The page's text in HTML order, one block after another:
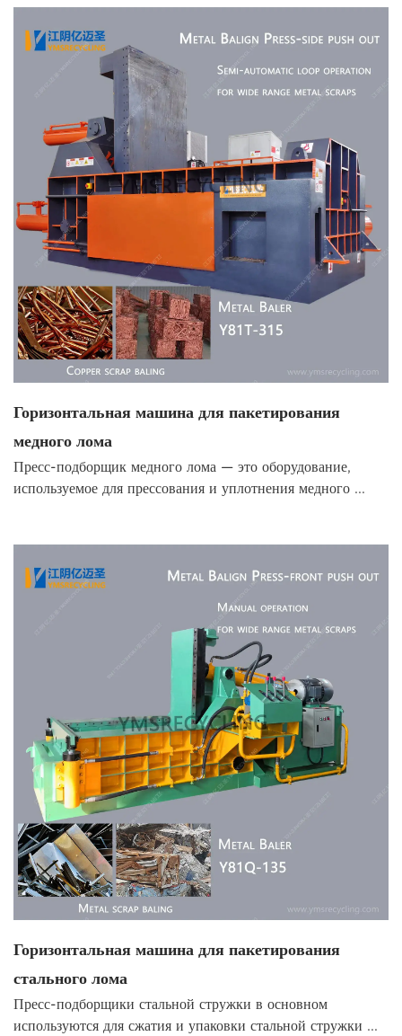
Горизонтальная машина для пакетирования
медного лома
Пресс-подборщик медного лома — это оборудование,
используемое для прессования и уплотнения медного ...
Горизонтальная машина для пакетирования
стального лома
Пресс-подборщики стальной стружки в основном
используются для сжатия и упаковки стальной стружки ...